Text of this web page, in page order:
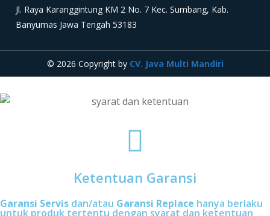
Jl. Raya Karanggintung KM 2 No. 7 Kec. Sumbang, Kab.
Banyumas Jawa Tengah 53183
© 2026 Copyright by CV. Java Multi Mandiri
Ketentuan Garansi
Garansi Servis dan/atau Garansi Replace hanya berlaku
untuk produk tertentu dengan syarat dan ketentuan